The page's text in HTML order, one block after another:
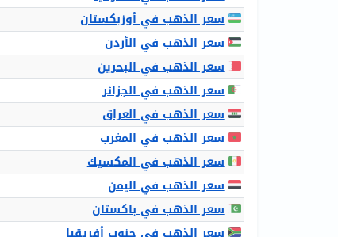
سعر الذهب في أوزبكستان
سعر الذهب في الأردن
سعر الذهب في البحرين
سعر الذهب في الجزائر
سعر الذهب في العراق
سعر الذهب في المغرب
سعر الذهب في المكسيك
سعر الذهب في اليمن
سعر الذهب في باكستان